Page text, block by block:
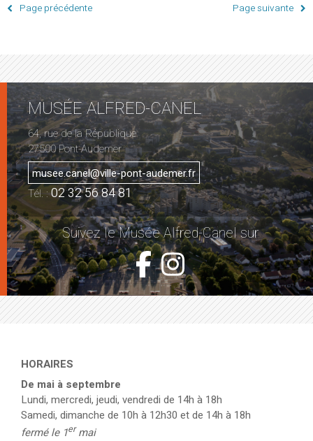
Page précédente Page suivante
MUSÉE ALFRED-CANEL
64, rue de la République
27500 Pont-Audemer
musee.canel@ville-pont-audemer.fr
Tél. :02 32 56 84 81
Suivez le Musée Alfred-Canel sur
Voir la page
Voir la
HORAIRES
De mai à septembre
Lundi, mercredi, jeudi, vendredi de 14h à 18h
Samedi, dimanche de 10h à 12h30 et de 14h à 18h
fermé le 1ermai